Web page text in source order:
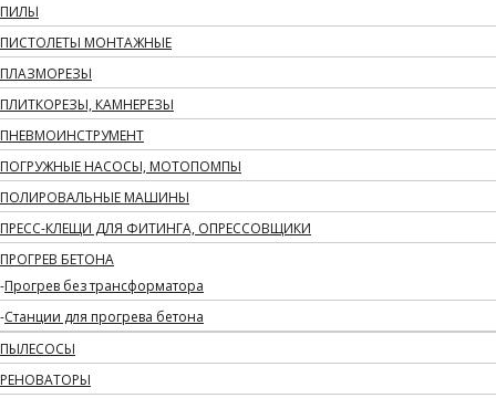
ПИЛЫ
ПИСТОЛЕТЫ МОНТАЖНЫЕ
ПЛАЗМОРЕЗЫ
ПЛИТКОРЕЗЫ, КАМНЕРЕЗЫ
ПНЕВМОИНСТРУМЕНТ
ПОГРУЖНЫЕ НАСОСЫ, МОТОПОМПЫ
ПОЛИРОВАЛЬНЫЕ МАШИНЫ
ПРЕСС-КЛЕЩИ ДЛЯ ФИТИНГА, ОПРЕССОВЩИКИ
ПРОГРЕВ БЕТОНА
Прогрев без трансформатора
Станции для прогрева бетона
ПЫЛЕСОСЫ
РЕНОВАТОРЫ